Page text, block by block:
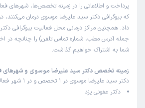
پرداخت و اطلاعاتی را در زمینه تخصص‌ها، شهرهای
که بیوگرافی دکتر سید علیرضا موسوی درمان می‌کنند،
داد. همچنین مراکز درمانی محل فعالیت بیوگرافی
جمله آدرس مطب، شماره تماس تلفن) را چنانچه در
شما به اشتراک خواهیم گذاشت.
زمینه تخصص دکتر سید علیرضا موسوی و شهرهای
دکتر سید علیرضا موسوی در 1 تخصص و در 1 شهر فعالیت دارند:
دکتر عفونی یزد